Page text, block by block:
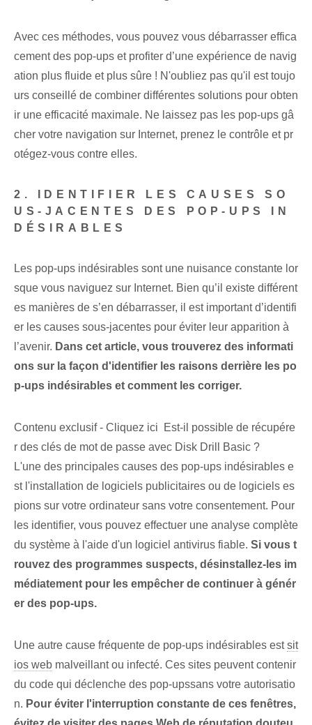
Avec ces méthodes, vous pouvez vous débarrasser effica
cement des pop-ups et profiter d’une expérience de navig
ation plus fluide et plus sûre ! N'oubliez pas qu'il est toujo
urs conseillé de combiner différentes solutions pour obten
ir une efficacité maximale. Ne laissez pas les pop-ups gâ
cher votre navigation sur Internet, prenez le contrôle et pr
otégez-vous contre elles.
2. IDENTIFIER LES CAUSES SO
US-JACENTES DES POP-UPS IN
DÉSIRABLES
Les pop-ups indésirables sont une nuisance constante lor
sque vous naviguez sur Internet. Bien qu’il existe différent
es manières de s’en débarrasser, il est important d’identifi
er les causes sous-jacentes pour éviter leur apparition à
l’avenir. Dans cet article, vous trouverez des informati
ons sur la façon d'identifier les raisons derrière les po
p-ups indésirables et comment les corriger.
Contenu exclusif - Cliquez ici Est-il possible de récupére
r des clés de mot de passe avec Disk Drill Basic ?
L'une des principales causes des pop-ups indésirables e
st l'installation de logiciels publicitaires ou de logiciels es
pions sur votre ordinateur sans votre consentement. Pour
les identifier, vous pouvez effectuer une analyse complète
du système à l'aide d'un logiciel antivirus fiable. Si vous t
rouvez des programmes suspects,⁢ désinstallez-les im
médiatement pour les empêcher⁢ de continuer à génér
er des pop-ups.
Une autre cause fréquente de pop-ups indésirables estsit
ios web malveillant ou infecté. Ces sites ‌peuvent contenir
du code qui déclenche des ⁤pop-ups⁣sans votre autorisatio
n. Pour éviter l'interruption constante de ces fenêtres,